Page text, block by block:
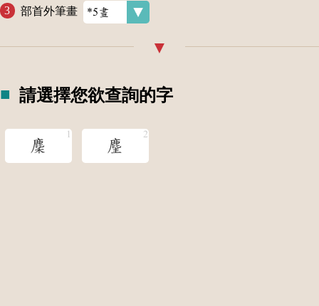
部首外筆畫
請選擇您欲查詢的字
麇 麈